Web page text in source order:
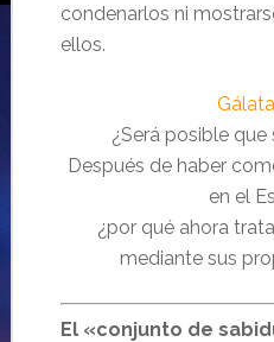
condenarlos ni
ellos.
¿Será posible
Después de haber
en el
¿por qué ahora
mediante sus
El «conjunto de